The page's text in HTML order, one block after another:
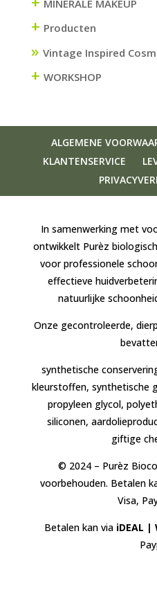
MINERALE MAKEUP
+ Producten
Vintage Inspired
+ WORKSHOP
ALGEMENE
KLANTENSERVICE
In samenwerking met
ontwikkelt Purèz
voor professionele
effectieve
natuurlijke
Onze gecontroleerde,
synthetische
kleurstoffen, synthetische
propyleen glycol,
siliconen,
giftige
© 2024 – Purèz
voorbehouden. Betalen
Visa,
Betalen kan via iDEAL |